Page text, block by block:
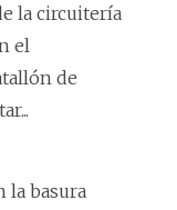
la circuitería
el
de
la basura